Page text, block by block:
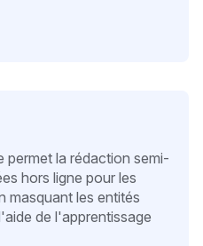
permet la rédaction semi-
hors ligne pour les
masquant les entités
de l'apprentissage